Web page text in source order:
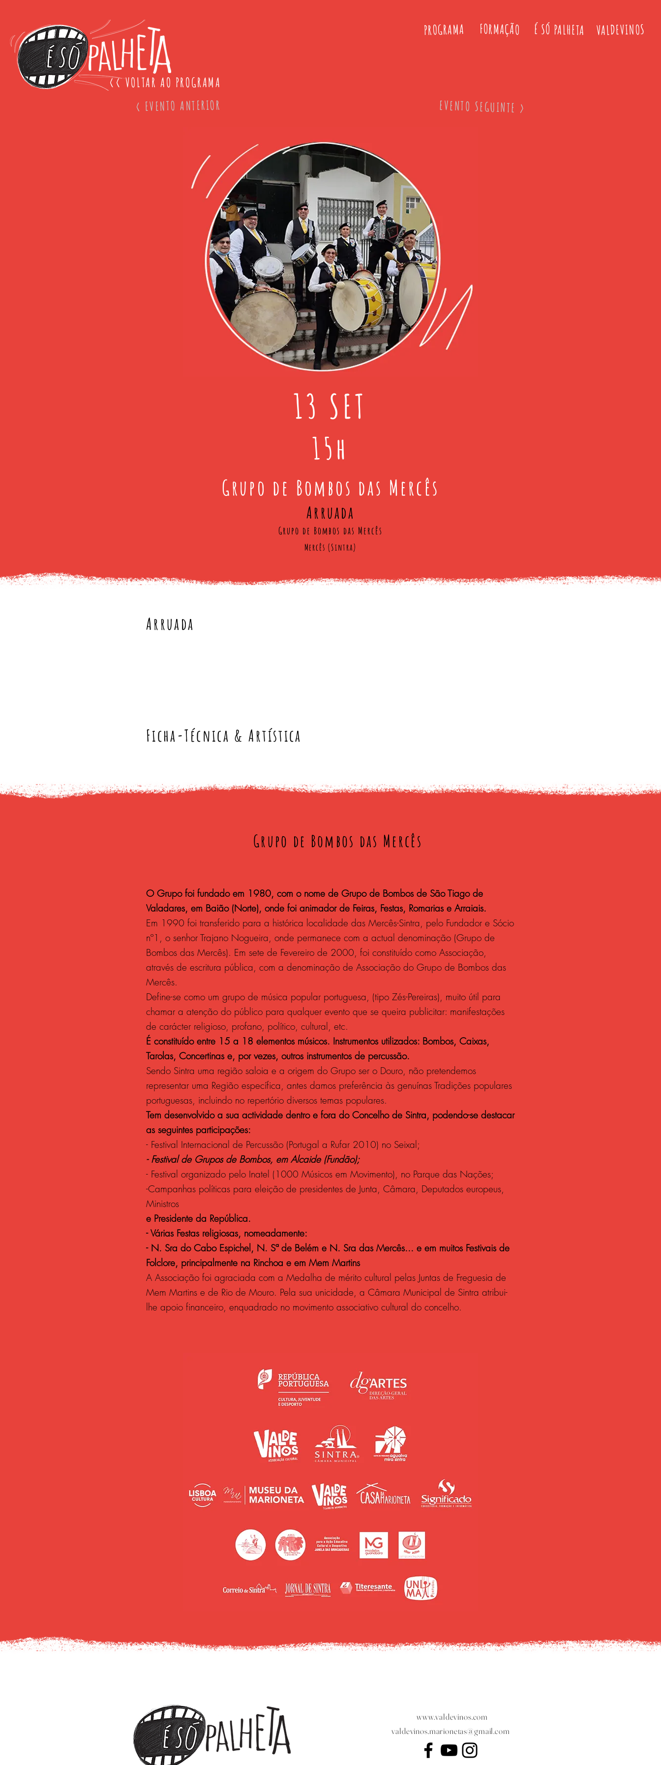
PROGRAMA FORMAÇÃO É SÓ PALHETA VALDEVINOS
<< VOLTAR AO PROGRAMA
< EVENTO ANTERIOR EVENTO SEGUINTE >
13 SET
15h
Grupo de Bombos das Mercês
Arruada
Grupo de Bombos das Mercês
Mercês (Sintra)
Arruada
Ficha-Técnica & Artística
Grupo de Bombos das Mercês
O Grupo foi fundado em 1980, com o nome de Grupo de Bombos de São Tiago de
Valadares, em Baião (Norte), onde foi animador de Feiras, Festas, Romarias e Arraiais.
Em 1990 foi transferido para a histórica localidade das Mercês-Sintra, pelo Fundador e Sócio
nº1, o senhor Trajano Nogueira, onde permanece com a actual denominação (Grupo de
Bombos das Mercês). Em sete de Fevereiro de 2000, foi constituído como Associação,
através de escritura pública, com a denominação de Associação do Grupo de Bombos das
Mercês.
Define-se como um grupo de música popular portuguesa, (tipo Zés-Pereiras), muito útil para
chamar a atenção do público para qualquer evento que se queira publicitar: manifestações
de carácter religioso, profano, político, cultural, etc.
É constituído entre 15 a 18 elementos músicos. Instrumentos utilizados: Bombos, Caixas,
Tarolas, Concertinas e, por vezes, outros instrumentos de percussão.
Sendo Sintra uma região saloia e a origem do Grupo ser o Douro, não pretendemos
representar uma Região específica, antes damos preferência às genuínas Tradições populares
portuguesas, incluindo no repertório diversos temas populares.
Tem desenvolvido a sua actividade dentro e fora do Concelho de Sintra, podendo-se destacar
as seguintes participações:
- Festival Internacional de Percussão (Portugal a Rufar 2010) no Seixal;
- Festival de Grupos de Bombos, em Alcaide (Fundão);
- Festival organizado pelo Inatel (1000 Músicos em Movimento), no Parque das Nações;
-Campanhas políticas para eleição de presidentes de Junta, Câmara, Deputados europeus,
Ministros
e Presidente da República.
- Várias Festas religiosas, nomeadamente:
- N. Sra do Cabo Espichel, N. Sª de Belém e N. Sra das Mercês... e em muitos Festivais de
Folclore, principalmente na Rinchoa e em Mem Martins
A Associação foi agraciada com a Medalha de mérito cultural pelas Juntas de Freguesia de
Mem Martins e de Rio de Mouro. Pela sua unicidade, a Câmara Municipal de Sintra atribui-
lhe apoio financeiro, enquadrado no movimento associativo cultural do concelho.
www.valdevinos.com
valdevinos.marionetas@gmail.com